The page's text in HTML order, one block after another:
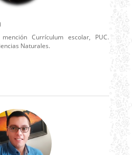
Currículum escolar, PUC.
Naturales.